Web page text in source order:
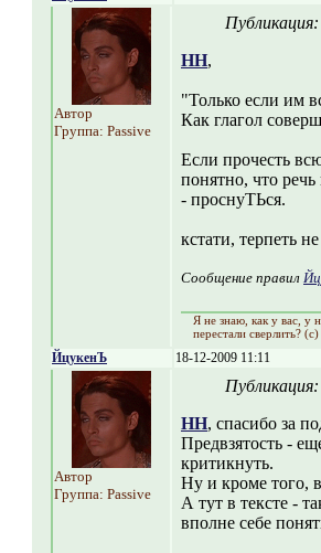
Автор
Группа: Passive
НН,
"Только если им
Как глагол
Если прочесть
понятно, что речь
- проснуТЬся.
кстати, терпеть
Сообщение правил
Я не знаю, как y вас, y
перестали сверлить? (с)
ЙцукенЪ 18-12-2009 11:11
Автор
Группа: Passive
НН, спасибо за
Предвзятость -
критикнуть.
Ну и кроме того,
А тут в тексте -
вполне себе